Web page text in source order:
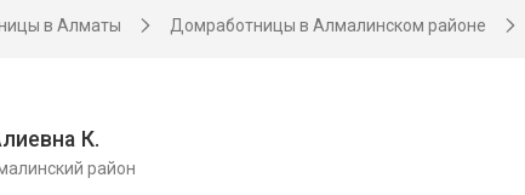
в Алматы Домработницы в Алмалинском районе
К.
район